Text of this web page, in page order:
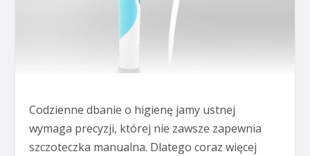
Codzienne dbanie o higienę jamy ustnej
wymaga precyzji, której nie zawsze zapewnia
szczoteczka manualna. Dlatego coraz więcej